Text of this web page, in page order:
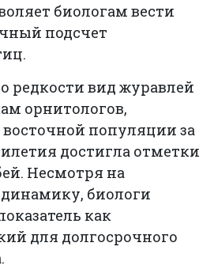
биологам вести
подсчет
редкости вид журавлей
орнитологов,
восточной популяции за
достигла отметки
Несмотря на
биологи
как
для долгосрочного